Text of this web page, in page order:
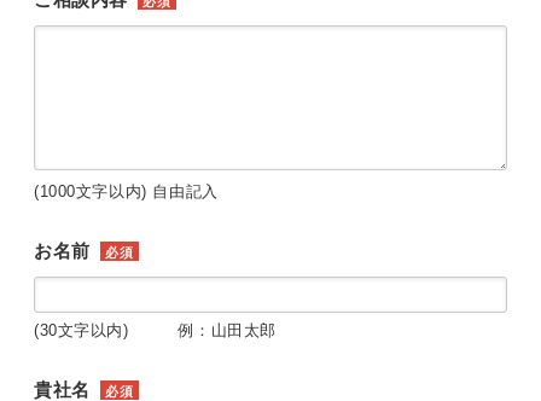
(1000文字以内) 自由記入
お名前 必須
(30文字以内) 例：山田太郎
貴社名 必須